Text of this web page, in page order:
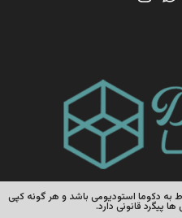
دکوما استودیومی باشد و هر گونه کپی
پیگرد قانونی دارد.